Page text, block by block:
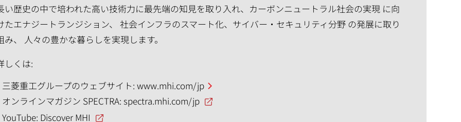
い歴史の中で培われた高い技術力に最先端の知見を取り入れ、カーボンニュートラル社会の実現 に向
たエナジートランジション、 社会インフラのスマート化、サイバー・セキュリティ分野 の発展に取り
み、 人々の豊かな暮らしを実現します。
しくは:
三菱重工グループのウェブサイト: www.mhi.com/jp
オンラインマガジン SPECTRA: spectra.mhi.com/jp
YouTube: Discover MHI